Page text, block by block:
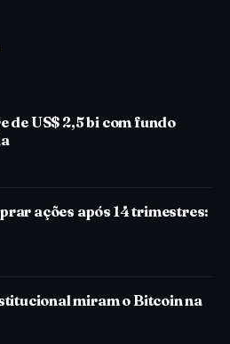
de US$ 2,5 bi com fundo
ações após 14 trimestres:
miram o Bitcoin na